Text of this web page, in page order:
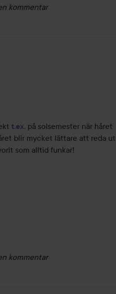
kommentar
t.ex. på solsemester när håret
blir mycket lättare att reda ut
som alltid funkar!
kommentar